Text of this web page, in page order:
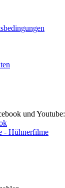
und Youtube: